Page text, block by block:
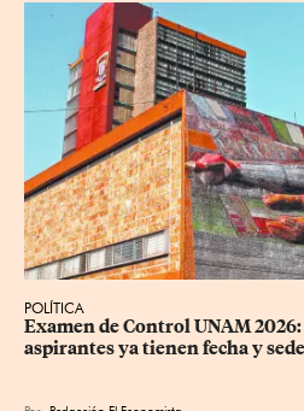
POLÍTICA
Examen de Control UNAM
aspirantes ya tienen fecha y sede